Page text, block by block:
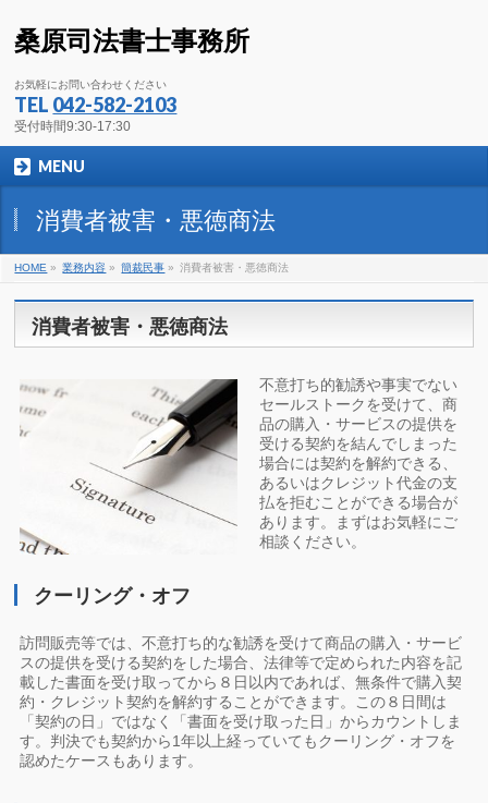
桑原司法書士事務所
お気軽にお問い合わせください
TEL 042-582-2103
受付時間9:30-17:30
MENU
消費者被害・悪徳商法
HOME » 業務内容 » 簡裁民事 » 消費者被害・悪徳商法
消費者被害・悪徳商法
不意打ち的勧誘や事実でない
セールストークを受けて、商
品の購入・サービスの提供を
受ける契約を結んでしまった
場合には契約を解約できる、
あるいはクレジット代金の支
払を拒むことができる場合が
あります。まずはお気軽にご
相談ください。
クーリング・オフ
訪問販売等では、不意打ち的な勧誘を受けて商品の購入・サービ
スの提供を受ける契約をした場合、法律等で定められた内容を記
載した書面を受け取ってから８日以内であれば、無条件で購入契
約・クレジット契約を解約することができます。この８日間は
「契約の日」ではなく「書面を受け取った日」からカウントしま
す。判決でも契約から1年以上経っていてもクーリング・オフを
認めたケースもあります。